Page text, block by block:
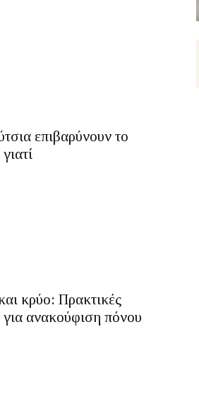
επιβαρύνουν το
κρύο: Πρακτικές
ανακούφιση πόνου